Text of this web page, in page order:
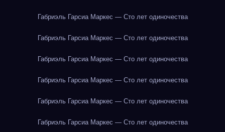
Габриэль Гарсиа Маркес — Сто лет одиночества
Габриэль Гарсиа Маркес — Сто лет одиночества
Габриэль Гарсиа Маркес — Сто лет одиночества
Габриэль Гарсиа Маркес — Сто лет одиночества
Габриэль Гарсиа Маркес — Сто лет одиночества
Габриэль Гарсиа Маркес — Сто лет одиночества